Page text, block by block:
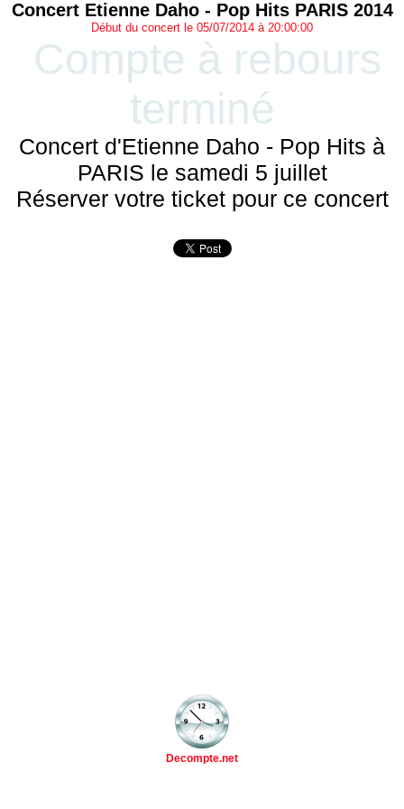
Concert Etienne Daho - Pop Hits PARIS 2014
Début du concert le 05/07/2014 à 20:00:00
Compte à rebours
terminé
Concert d'Etienne Daho - Pop Hits à
PARIS le samedi 5 juillet
Réserver votre ticket pour ce concert
Decompte.net